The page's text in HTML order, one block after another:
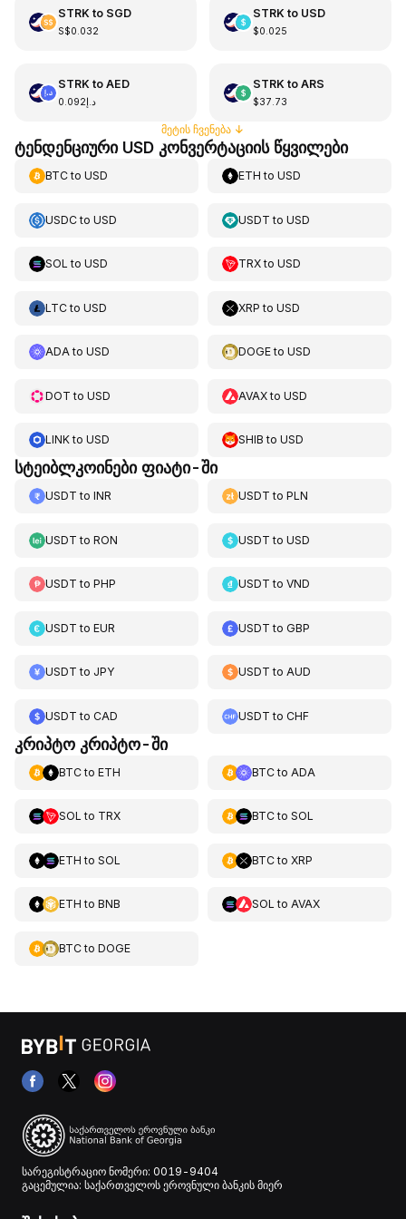
STRKto SGD
S$0.032
STRKto USD
$0.025
STRKto AED
د.إ0.092
STRKto ARS
$37.73
მეტის ჩვენება ↓
ტენდენციური USD კონვერტაციის წყვილები
BTCto USD ETH toUSD
USDCto USD USDT toUSD
SOL to USD TRXtoUSD
LTCto USD XRP toUSD
ADAto USD DOGEtoUSD
DOT to USD AVAXtoUSD
LINKto USD SHIB toUSD
სტეიბლკოინები ფიატი-ში
USDT to INR USDT toPLN
USDT to RON USDT toUSD
USDT to PHP USDT toVND
USDT to EUR USDT toGBP
USDT to JPY USDT toAUD
USDT to CAD USDT toCHF
კრიპტო კრიპტო-ში
BTCto ETH BTCto ADA
SOL to TRX BTCto SOL
ETH to SOL BTCto XRP
ETH to BNB SOL to AVAX
BTCto DOGE
სარეგისტრაციო ნომერი: 0019-9404
გაცემულია: საქართველოს ეროვნული ბანკის მიერ